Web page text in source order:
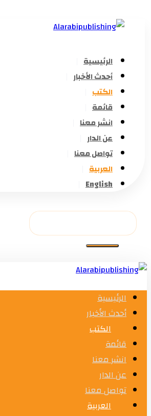
الرئيسية
أحدث الأخبار
الكتب
قائمة
انشر معنا
عن الدار
تواصل معنا
العربية
English
الرئيسية
أحدث الأخبار
الكتب
قائمة
انشر معنا
عن الدار
تواصل معنا
العربية